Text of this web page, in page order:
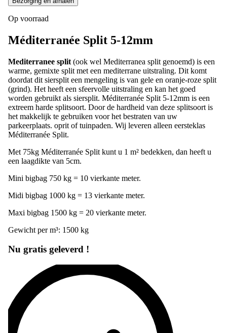
Op voorraad
Méditerranée Split 5-12mm
Mediterranee split (ook wel Mediterranea split genoemd) is een
warme, gemixte split met een mediterrane uitstraling. Dit komt
doordat dit siersplit een mengeling is van gele en oranje-roze split
(grind). Het heeft een sfeervolle uitstraling en kan het goed
worden gebruikt als siersplit. Méditerranée Split 5-12mm is een
extreem harde splitsoort. Door de hardheid van deze splitsoort is
het makkelijk te gebruiken voor het bestraten van uw
parkeerplaats. oprit of tuinpaden. Wij leveren alleen eersteklas
Méditerranée Split.
Met 75kg Méditerranée Split kunt u 1 m² bedekken, dan heeft u
een laagdikte van 5cm.
Mini bigbag 750 kg = 10 vierkante meter.
Midi bigbag 1000 kg = 13 vierkante meter.
Maxi bigbag 1500 kg = 20 vierkante meter.
Gewicht per m³: 1500 kg
Nu gratis geleverd !